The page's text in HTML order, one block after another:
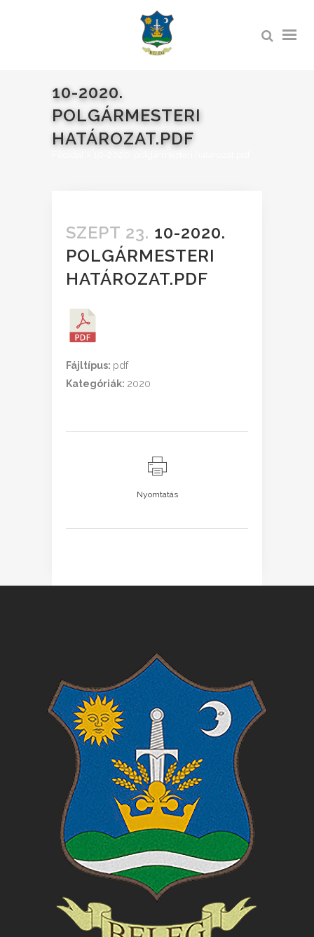
10-2020.
POLGÁRMESTERI
HATÁROZAT.PDF
SZEPT 23. 10-2020.
POLGÁRMESTERI
HATÁROZAT.PDF
Fájltípus: pdf
Kategóriák: 2020
Nyomtatás